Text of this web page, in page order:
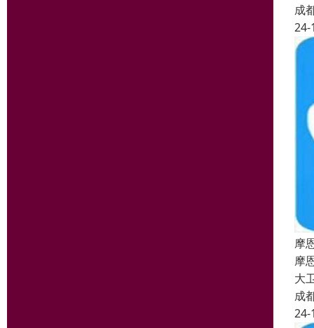
成
24-
摩
摩
大
成
24-